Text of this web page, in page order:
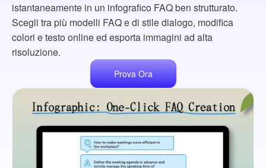
istantaneamente in un infografico FAQ ben strutturato.
Scegli tra più modelli FAQ e di stile dialogo, modifica
colori e testo online ed esporta immagini ad alta
risoluzione.
Prova Ora